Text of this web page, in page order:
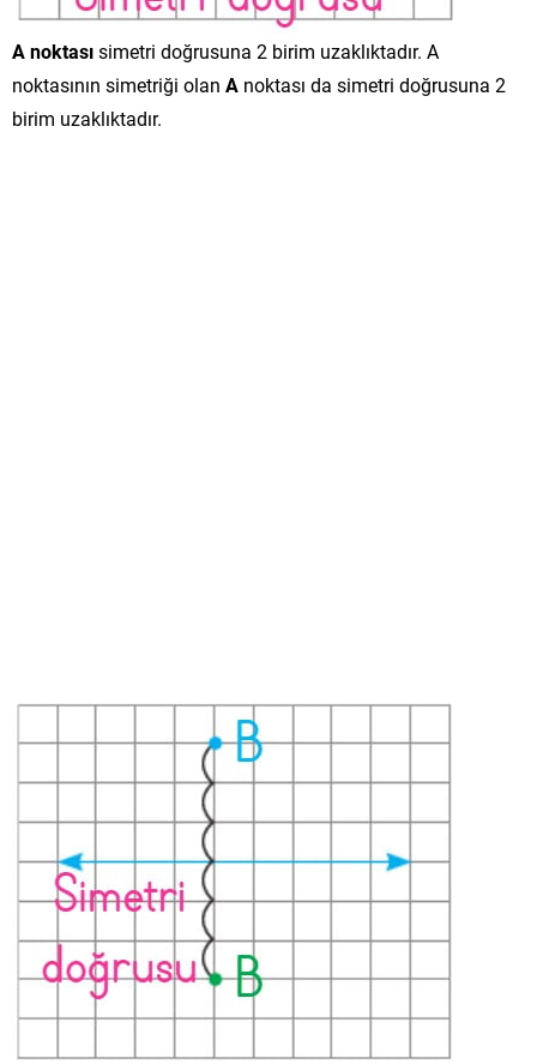
A noktasısimetri doğrusuna 2 birim uzaklıktadır. A
noktasının simetriği olan A noktası da simetri doğrusuna 2
birim uzaklıktadır.